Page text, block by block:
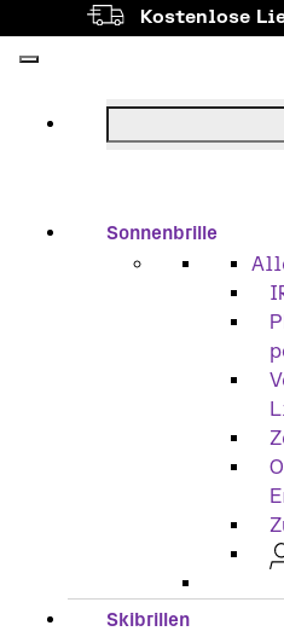
Kostenlose
Sonnenbrille
Skibrillen